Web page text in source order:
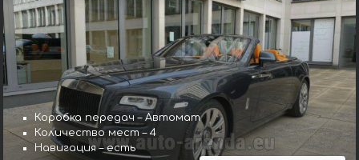
Коробка передач – Автомат
Количество мест – 4
Навигация – есть